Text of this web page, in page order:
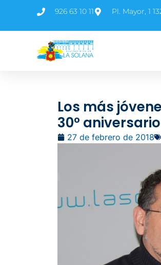
926 63 10 11 Pl. Mayor, 1
Los más
30º
27 de febrero de 2018